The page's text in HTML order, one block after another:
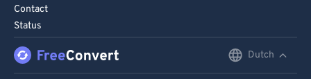
Contact
Status
Dutch